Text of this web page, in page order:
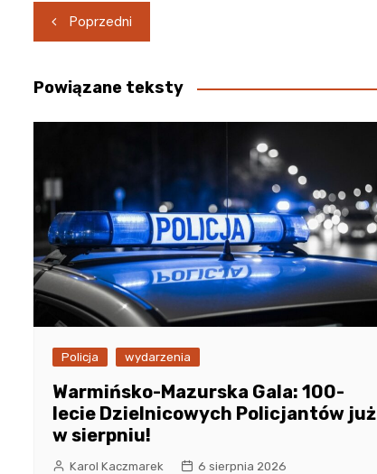
Nawigacja
wpisu
Poprzedni
Powiązane teksty
Policja wydarzenia
Warmińsko-Mazurska Gala: 100-
lecie Dzielnicowych Policjantów już
w sierpniu!
Karol Kaczmarek 6 sierpnia 2026